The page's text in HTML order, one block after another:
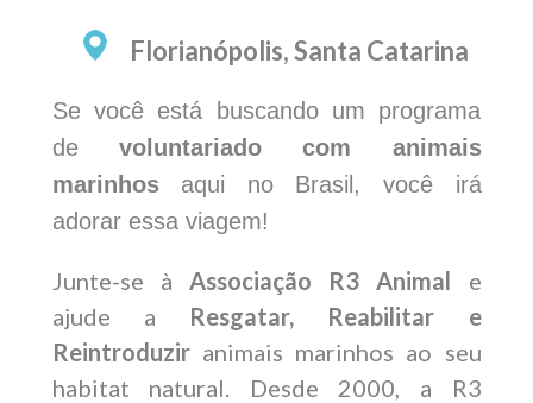
Florianópolis, Santa Catarina
Se você está buscando um programa
de voluntariado com animais
marinhosaqui no Brasil, você irá
adorar essa viagem!
Junte-se à Associação R3 Animal e
ajude a Resgatar, Reabilitar e
Reintroduziranimais marinhos ao seu
habitat natural. Desde 2000, a R3